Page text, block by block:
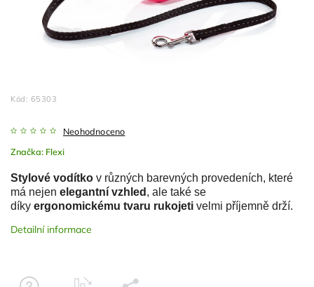
Kód: 65303
Neohodnoceno
Značka: Flexi
Stylové vodítko v různých barevných provedeních, které
má nejen elegantní vzhled , ale také se
díky ergonomickému tvaru rukojeti velmi příjemně drží.
Detailní informace